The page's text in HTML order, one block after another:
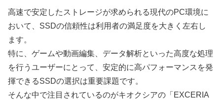
高速で安定したストレージが求められる現代のPC環境に
おいて、SSDの信頼性は利用者の満足度を大きく左右し
ます。
特に、ゲームや動画編集、データ解析といった高度な処理
を行うユーザーにとって、安定的に高パフォーマンスを発
揮できるSSDの選択は重要課題です。
そんな中で注目されているのがキオクシアの「EXCERIA